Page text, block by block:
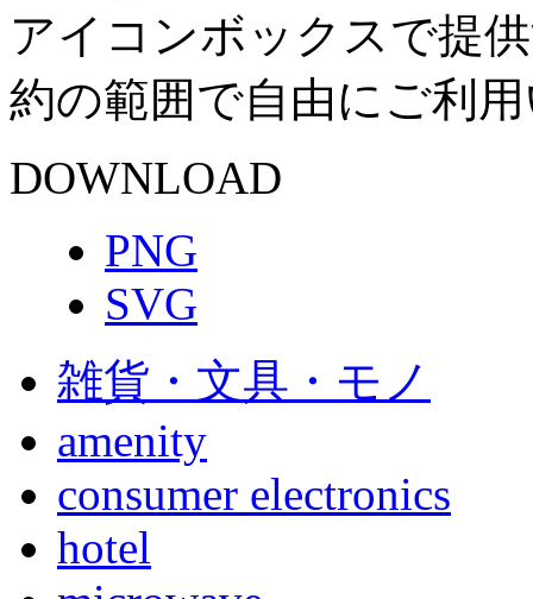
アイコンボックスで提
約の範囲で自由にご利
DOWNLOAD
PNG
SVG
雑貨・文具・モノ
amenity
consumer electronics
hotel